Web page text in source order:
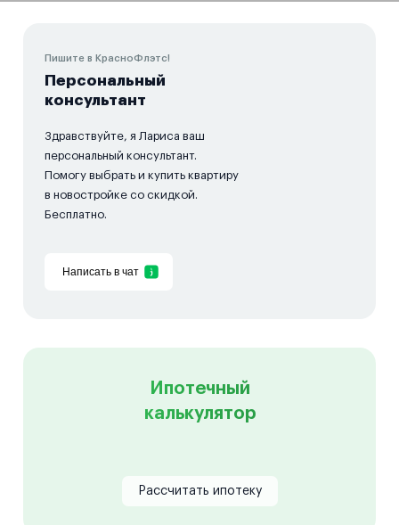
Пишите в КрасноФлэтс!
Персональный
консультант
Здравствуйте, я Лариса ваш
персональный консультант.
Помогу выбрать и купить квартиру
в новостройке со скидкой.
Бесплатно.
Написать в чат
Ипотечный
калькулятор
Рассчитать ипотеку